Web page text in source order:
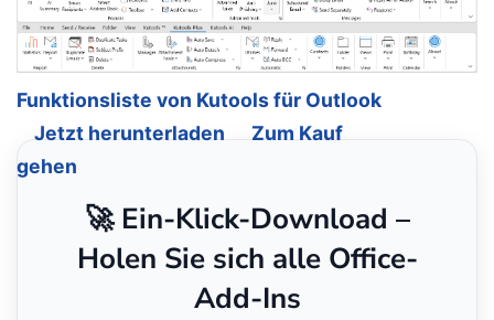
Funktionsliste von Kutools für Outlook
Jetzt herunterladen
Zum Kauf
gehen
🚀 Ein-Klick-Download –
Holen Sie sich alle Office-
Add-Ins